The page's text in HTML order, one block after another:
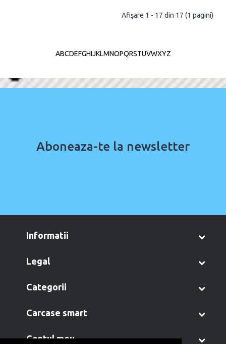
Afişare 1 - 17 din 17 (1 pagini)
ABCDEFGHIJKLMNOPQRSTUVWXYZ
Aboneaza-te la newsletter
informatii
legal
categorii
carcase smart
contul meu